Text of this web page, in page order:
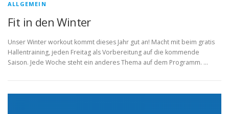
ALLGEMEIN
Fit in den Winter
Unser Winter workout kommt dieses Jahr gut an! Macht mit beim gratis
Hallentraining, jeden Freitag als Vorbereitung auf die kommende
Saison. Jede Woche steht ein anderes Thema auf dem Programm. …